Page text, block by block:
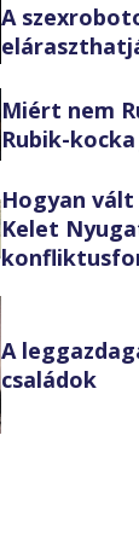
A
Miért nem
Rubik-
Hogyan
Kelet
A
családok